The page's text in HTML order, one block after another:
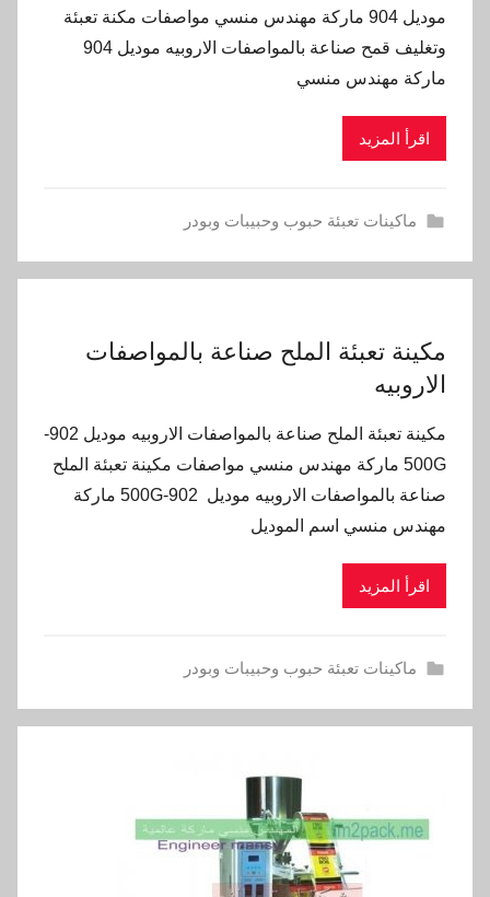
موديل 904 ماركة مهندس منسي مواصفات مكنة تعبئة
وتغليف قمح صناعة بالمواصفات الاروبيه موديل 904
ماركة مهندس منسي
اقرأ المزيد
ماكينات تعبئة حبوب وحبيبات وبودر
مكينة تعبئة الملح صناعة بالمواصفات
الاروبيه
مكينة تعبئة الملح صناعة بالمواصفات الاروبيه موديل 902-
500G ماركة مهندس منسي مواصفات مكينة تعبئة الملح
صناعة بالمواصفات الاروبيه موديل 902-500G ماركة
مهندس منسي اسم الموديل
اقرأ المزيد
ماكينات تعبئة حبوب وحبيبات وبودر